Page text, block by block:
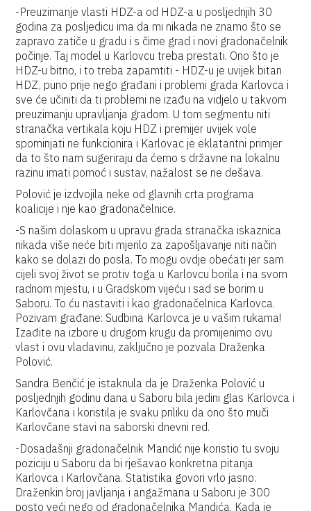
-Preuzimanje vlasti HDZ-a od HDZ-a u posljednjih 30
godina za posljedicu ima da mi nikada ne znamo što se
zapravo zatiče u gradu i s čime grad i novi gradonačelnik
počinje. Taj model u Karlovcu treba prestati. Ono što je
HDZ-u bitno, i to treba zapamtiti - HDZ-u je uvijek bitan
HDZ, puno prije nego građani i problemi grada Karlovca i
sve će učiniti da ti problemi ne izađu na vidjelo u takvom
preuzimanju upravljanja gradom. U tom segmentu niti
stranačka vertikala koju HDZ i premijer uvijek vole
spominjati ne funkcionira i Karlovac je eklatantni primjer
da to što nam sugeriraju da ćemo s državne na lokalnu
razinu imati pomoć i sustav, nažalost se ne dešava.
Polović je izdvojila neke od glavnih crta programa
koalicije i nje kao gradonačelnice.
-S našim dolaskom u upravu grada stranačka iskaznica
nikada više neće biti mjerilo za zapošljavanje niti način
kako se dolazi do posla. To mogu ovdje obećati jer sam
cijeli svoj život se protiv toga u Karlovcu borila i na svom
radnom mjestu, i u Gradskom vijeću i sad se borim u
Saboru. To ću nastaviti i kao gradonačelnica Karlovca.
Pozivam građane: Sudbina Karlovca je u vašim rukama!
Izađite na izbore u drugom krugu da promijenimo ovu
vlast i ovu vladavinu, zaključno je pozvala Draženka
Polović.
Sandra Benčić je istaknula da je Draženka Polović u
posljednjih godinu dana u Saboru bila jedini glas Karlovca i
Karlovčana i koristila je svaku priliku da ono što muči
Karlovčane stavi na saborski dnevni red.
-Dosadašnji gradonačelnik Mandić nije koristio tu svoju
poziciju u Saboru da bi rješavao konkretna pitanja
Karlovca i Karlovčana. Statistika govori vrlo jasno.
Draženkin broj javljanja i angažmana u Saboru je 300
posto veći nego od gradonačelnika Mandića. Kada je